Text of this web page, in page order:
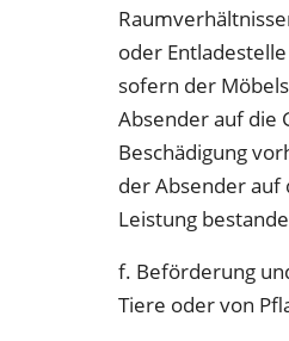
oder
sofern der
Absender auf die
Beschädigung
der Absender
Leistung
f. Beförderung
Tiere oder von